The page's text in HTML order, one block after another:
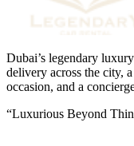
Dubai’s legendary
delivery across the city,
occasion, and a
“Luxurious Beyond